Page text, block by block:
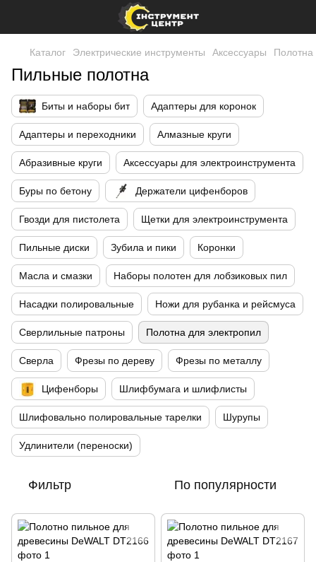
Каталог Электрические инструменты Аксессуары Полотна
Пильные полотна
Биты и наборы бит Адаптеры для коронок
Адаптеры и переходники Алмазные круги
Абразивные круги Аксессуары для электроинструмента
Буры по бетону Держатели цифенборов
Гвозди для пистолета Щетки для электроинструмента
Пильные диски Зубила и пики Коронки
Масла и смазки Наборы полотен для лобзиковых пил
Насадки полировальные Ножи для рубанка и рейсмуса
Сверлильные патроны Полотна для электропил
Сверла Фрезы по дереву Фрезы по металлу
Цифенборы Шлифбумага и шлифлисты
Шлифовально полировальные тарелки Шурупы
Удлинители (переноски)
Фильтр По популярности